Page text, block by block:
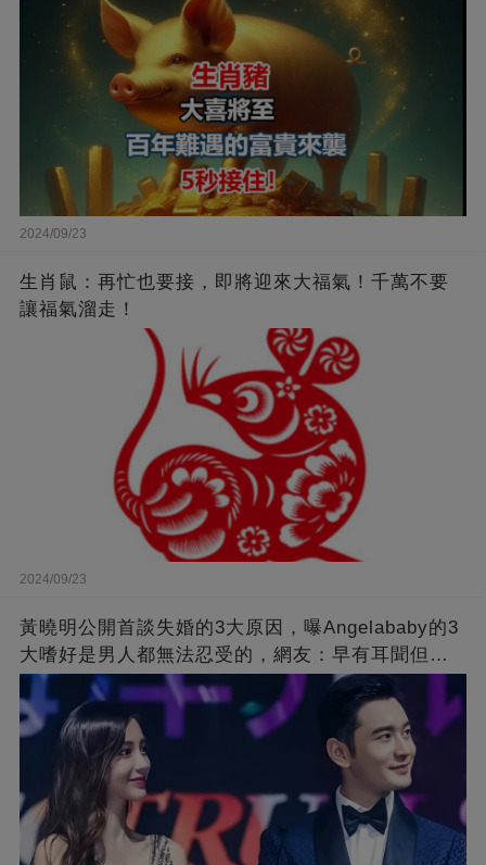
2024/09/23
生肖鼠：再忙也要接，即將迎來大福氣！千萬不要
讓福氣溜走！
2024/09/23
黃曉明公開首談失婚的3大原因，曝Angelababy的3
大嗜好是男人都無法忍受的，網友：早有耳聞但想
不到那麼嚴重！